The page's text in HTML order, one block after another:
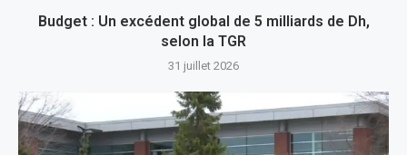
Budget : Un excédent global de 5 milliards de Dh,
selon la TGR
31 juillet 2026